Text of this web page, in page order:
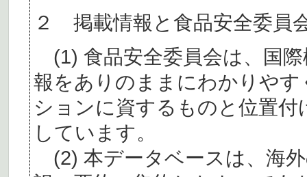
２ 掲載情報と食品安全委員
(1) 食品安全委員会は、国
報をありのままにわかりや
ションに資するものと位置
しています。
(2) 本データベースは、海